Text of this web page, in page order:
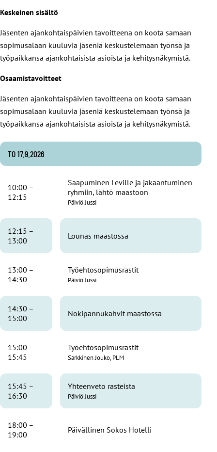
Keskeinen sisältö
Jäsenten ajankohtaispäivien tavoitteena on koota samaan
sopimusalaan kuuluvia jäseniä keskustelemaan työnsä ja
työpaikkansa ajankohtaisista asioista ja kehitysnäkymistä.
Osaamistavoitteet
Jäsenten ajankohtaispäivien tavoitteena on koota samaan
sopimusalaan kuuluvia jäseniä keskustelemaan työnsä ja
työpaikkansa ajankohtaisista asioista ja kehitysnäkymistä.
TO 17.9.2026
10:00 –
12:15
Saapuminen Leville ja jakaantuminen
ryhmiin, lähtö maastoon
Päiviö Jussi
12:15 –
13:00
Lounas maastossa
13:00 –
14:30
Työehtosopimusrastit
Päiviö Jussi
14:30 –
15:00
Nokipannukahvit maastossa
15:00 –
15:45
Työehtosopimusrastit
Sarkkinen Jouko, PLM
15:45 –
16:30
Yhteenveto rasteista
Päiviö Jussi
18:00 –
19:00
Päivällinen Sokos Hotelli